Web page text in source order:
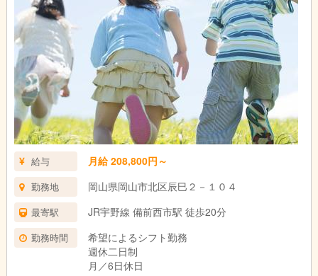
【必須資格】
◆児童指導員任用資格（各教員免許ほか）
◆運転免許必須（送迎車の運転あり）
◇新卒・第二新卒も大歓迎
◇未経験からのスタート可
◇経験者もスキルを発揮してご活躍ください
丁寧な指導を行いますので障がい者支援の経験が浅い方もご安心
ください
給与 月給 208,800円～
勤務地 岡山県岡山市北区辰巳２－１０４
最寄駅 JR宇野線 備前西市駅 徒歩20分
勤務時間
希望によるシフト勤務
週休二日制
月／6日休日